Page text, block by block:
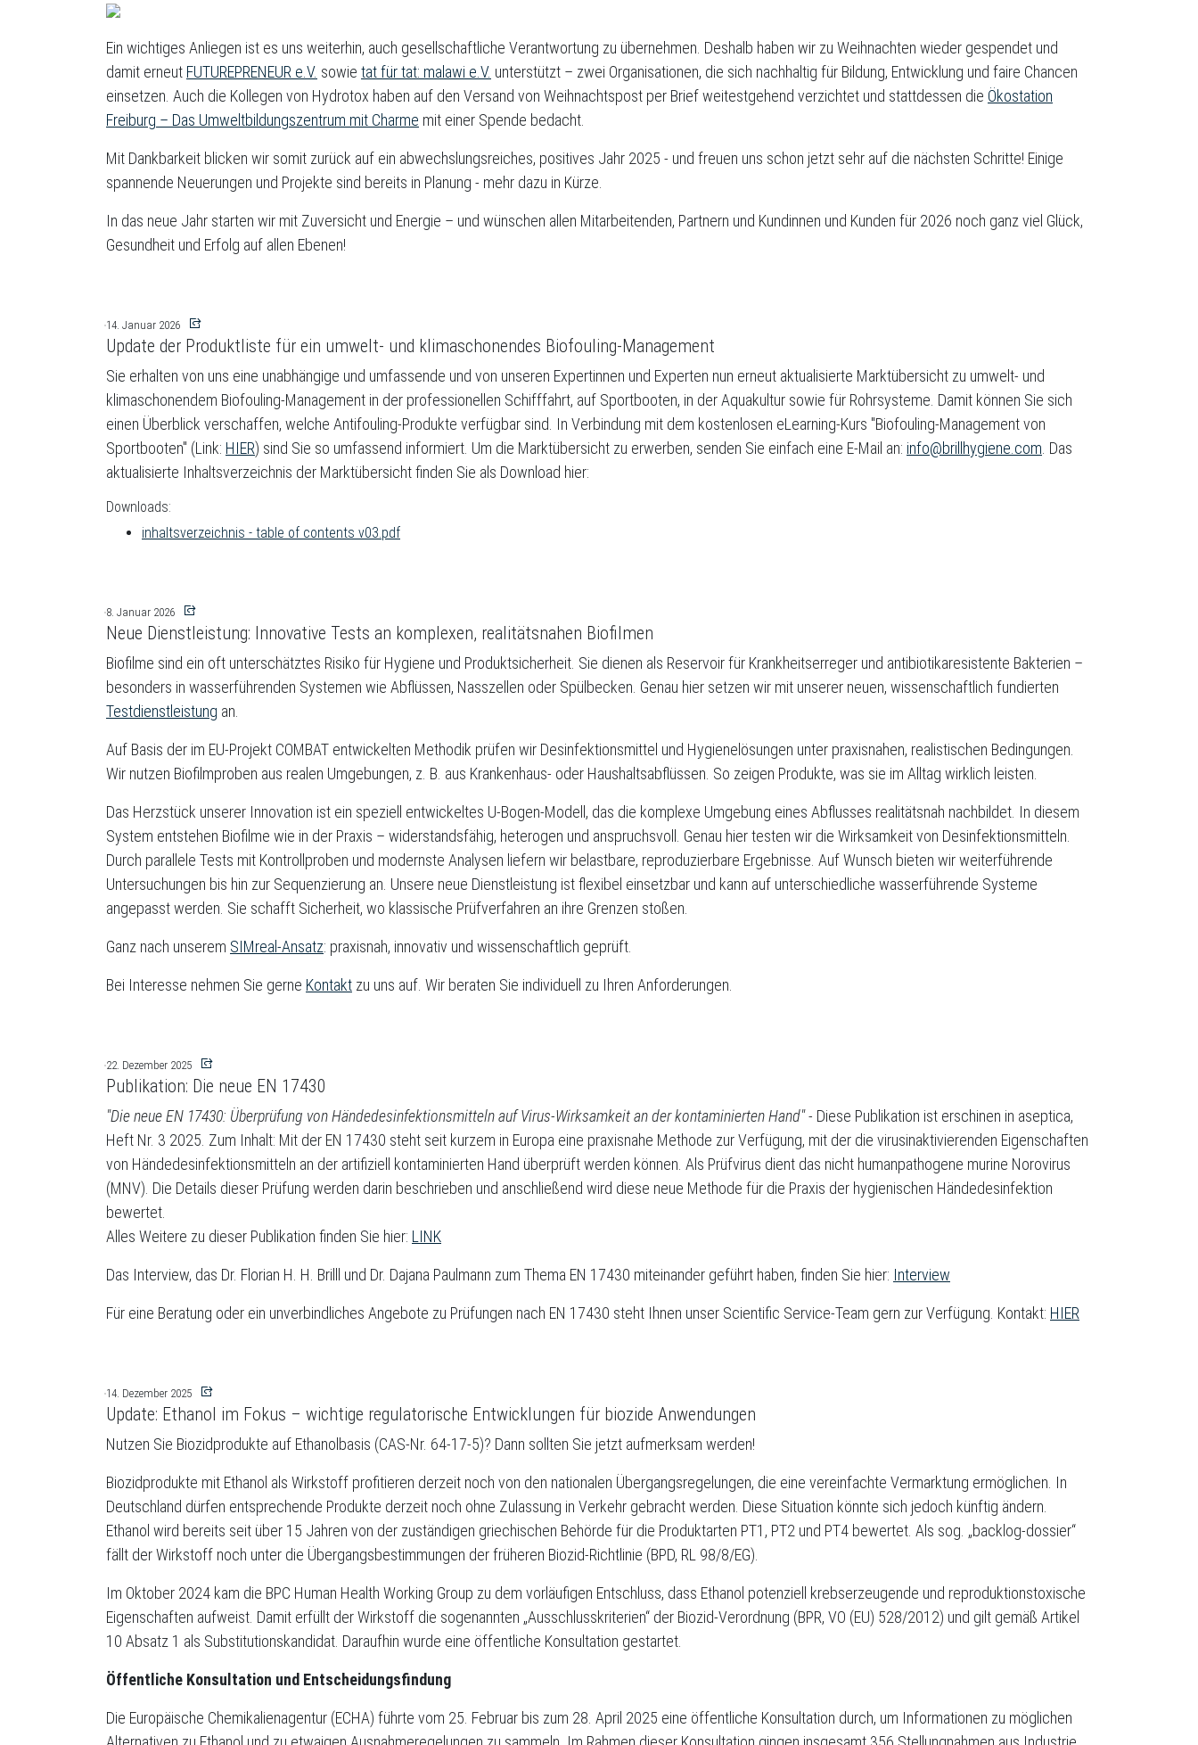
Ein wichtiges Anliegen ist es uns weiterhin, auch gesellschaftliche Verantwortung zu übernehmen. Deshalb haben wir zu Weihnachten wieder gespendet und
damit erneut FUTUREPRENEUR e.V. sowie tat für tat: malawi e.V. unterstützt – zwei Organisationen, die sich nachhaltig für Bildung, Entwicklung und faire Chancen
einsetzen. Auch die Kollegen von Hydrotox haben auf den Versand von Weihnachtspost per Brief weitestgehend verzichtet und stattdessen die Ökostation
Freiburg – Das Umweltbildungszentrum mit Charme mit einer Spende bedacht.
Mit Dankbarkeit blicken wir somit zurück auf ein abwechslungsreiches, positives Jahr 2025 - und freuen uns schon jetzt sehr auf die nächsten Schritte! Einige
spannende Neuerungen und Projekte sind bereits in Planung - mehr dazu in Kürze.
In das neue Jahr starten wir mit Zuversicht und Energie – und wünschen allen Mitarbeitenden, Partnern und Kundinnen und Kunden für 2026 noch ganz viel Glück,
Gesundheit und Erfolg auf allen Ebenen!
14. Januar 2026
Update der Produktliste für ein umwelt- und klimaschonendes Biofouling-Management
Sie erhalten von uns eine unabhängige und umfassende und von unseren Expertinnen und Experten nun erneut aktualisierte Marktübersicht zu umwelt- und
klimaschonendem Biofouling-Management in der professionellen Schifffahrt, auf Sportbooten, in der Aquakultur sowie für Rohrsysteme. Damit können Sie sich
einen Überblick verschaffen, welche Antifouling-Produkte verfügbar sind. In Verbindung mit dem kostenlosen eLearning-Kurs "Biofouling-Management von
Sportbooten" (Link: HIER) sind Sie so umfassend informiert. Um die Marktübersicht zu erwerben, senden Sie einfach eine E-Mail an: info@brillhygiene.com . Das
aktualisierte Inhaltsverzeichnis der Marktübersicht finden Sie als Download hier:
Downloads:
inhaltsverzeichnis - table of contents v03.pdf
8. Januar 2026
Neue Dienstleistung: Innovative Tests an komplexen, realitätsnahen Biofilmen
Biofilme sind ein oft unterschätztes Risiko für Hygiene und Produktsicherheit. Sie dienen als Reservoir für Krankheitserreger und antibiotikaresistente Bakterien –
besonders in wasserführenden Systemen wie Abflüssen, Nasszellen oder Spülbecken. Genau hier setzen wir mit unserer neuen, wissenschaftlich fundierten
Testdienstleistung an.
Auf Basis der im EU-Projekt COMBAT entwickelten Methodik prüfen wir Desinfektionsmittel und Hygienelösungen unter praxisnahen, realistischen Bedingungen.
Wir nutzen Biofilmproben aus realen Umgebungen, z. B. aus Krankenhaus- oder Haushaltsabflüssen. So zeigen Produkte, was sie im Alltag wirklich leisten.
Das Herzstück unserer Innovation ist ein speziell entwickeltes U-Bogen-Modell, das die komplexe Umgebung eines Abflusses realitätsnah nachbildet. In diesem
System entstehen Biofilme wie in der Praxis – widerstandsfähig, heterogen und anspruchsvoll. Genau hier testen wir die Wirksamkeit von Desinfektionsmitteln.
Durch parallele Tests mit Kontrollproben und modernste Analysen liefern wir belastbare, reproduzierbare Ergebnisse. Auf Wunsch bieten wir weiterführende
Untersuchungen bis hin zur Sequenzierung an. Unsere neue Dienstleistung ist flexibel einsetzbar und kann auf unterschiedliche wasserführende Systeme
angepasst werden. Sie schafft Sicherheit, wo klassische Prüfverfahren an ihre Grenzen stoßen.
Ganz nach unserem SIMreal-Ansatz: praxisnah, innovativ und wissenschaftlich geprüft.
Bei Interesse nehmen Sie gerne Kontakt zu uns auf. Wir beraten Sie individuell zu Ihren Anforderungen.
22. Dezember 2025
Publikation: Die neue EN 17430
"Die neue EN 17430: Überprüfung von Händedesinfektionsmitteln auf Virus-Wirksamkeit an der kontaminierten Hand"- Diese Publikation ist erschinen in aseptica,
Heft Nr. 3 2025. Zum Inhalt: Mit der EN 17430 steht seit kurzem in Europa eine praxisnahe Methode zur Verfügung, mit der die virusinaktivierenden Eigenschaften
von Händedesinfektionsmitteln an der artifiziell kontaminierten Hand überprüft werden können. Als Prüfvirus dient das nicht humanpathogene murine Norovirus
(MNV). Die Details dieser Prüfung werden darin beschrieben und anschließend wird diese neue Methode für die Praxis der hygienischen Händedesinfektion
bewertet.
Alles Weitere zu dieser Publikation finden Sie hier: LINK
Das Interview, das Dr. Florian H. H. Brilll und Dr. Dajana Paulmann zum Thema EN 17430 miteinander geführt haben, finden Sie hier: Interview
Für eine Beratung oder ein unverbindliches Angebote zu Prüfungen nach EN 17430 steht Ihnen unser Scientific Service-Team gern zur Verfügung. Kontakt: HIER
14. Dezember 2025
Update: Ethanol im Fokus – wichtige regulatorische Entwicklungen für biozide Anwendungen
Nutzen Sie Biozidprodukte auf Ethanolbasis (CAS-Nr. 64-17-5)? Dann sollten Sie jetzt aufmerksam werden!
Biozidprodukte mit Ethanol als Wirkstoff profitieren derzeit noch von den nationalen Übergangsregelungen, die eine vereinfachte Vermarktung ermöglichen. In
Deutschland dürfen entsprechende Produkte derzeit noch ohne Zulassung in Verkehr gebracht werden. Diese Situation könnte sich jedoch künftig ändern.
Ethanol wird bereits seit über 15 Jahren von der zuständigen griechischen Behörde für die Produktarten PT1, PT2 und PT4 bewertet. Als sog. „backlog-dossier“
fällt der Wirkstoff noch unter die Übergangsbestimmungen der früheren Biozid-Richtlinie (BPD, RL 98/8/EG).
Im Oktober 2024 kam die BPC Human Health Working Group zu dem vorläufigen Entschluss, dass Ethanol potenziell krebserzeugende und reproduktionstoxische
Eigenschaften aufweist. Damit erfüllt der Wirkstoff die sogenannten „Ausschlusskriterien“ der Biozid-Verordnung (BPR, VO (EU) 528/2012) und gilt gemäß Artikel
10 Absatz 1 als Substitutionskandidat. Daraufhin wurde eine öffentliche Konsultation gestartet.
Öffentliche Konsultation und Entscheidungsfindung
Die Europäische Chemikalienagentur (ECHA) führte vom 25. Februar bis zum 28. April 2025 eine öffentliche Konsultation durch, um Informationen zu möglichen